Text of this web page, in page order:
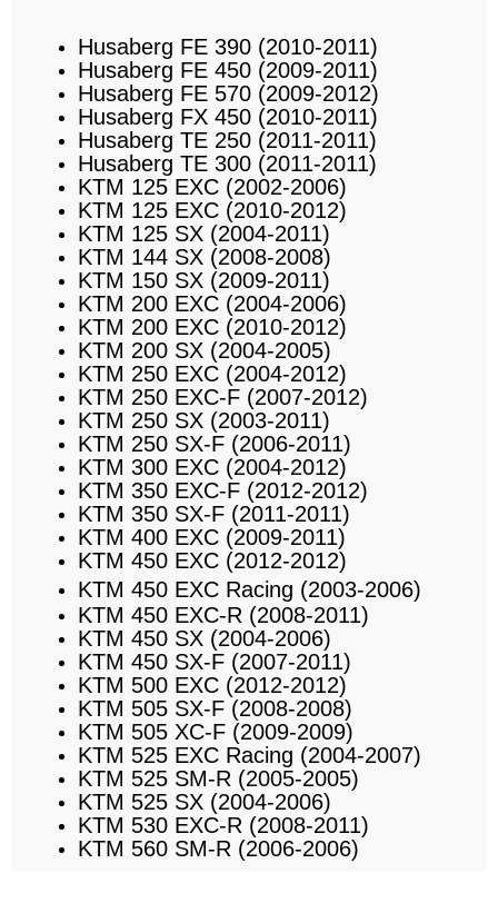
Husaberg FE 390 (2010-2011)
Husaberg FE 450 (2009-2011)
Husaberg FE 570 (2009-2012)
Husaberg FX 450 (2010-2011)
Husaberg TE 250 (2011-2011)
Husaberg TE 300 (2011-2011)
KTM 125 EXC (2002-2006)
KTM 125 EXC (2010-2012)
KTM 125 SX (2004-2011)
KTM 144 SX (2008-2008)
KTM 150 SX (2009-2011)
KTM 200 EXC (2004-2006)
KTM 200 EXC (2010-2012)
KTM 200 SX (2004-2005)
KTM 250 EXC (2004-2012)
KTM 250 EXC-F (2007-2012)
KTM 250 SX (2003-2011)
KTM 250 SX-F (2006-2011)
KTM 300 EXC (2004-2012)
KTM 350 EXC-F (2012-2012)
KTM 350 SX-F (2011-2011)
KTM 400 EXC (2009-2011)
KTM 450 EXC (2012-2012)
KTM 450 EXC Racing (2003-2006)
KTM 450 EXC-R (2008-2011)
KTM 450 SX (2004-2006)
KTM 450 SX-F (2007-2011)
KTM 500 EXC (2012-2012)
KTM 505 SX-F (2008-2008)
KTM 505 XC-F (2009-2009)
KTM 525 EXC Racing (2004-2007)
KTM 525 SM-R (2005-2005)
KTM 525 SX (2004-2006)
KTM 530 EXC-R (2008-2011)
KTM 560 SM-R (2006-2006)